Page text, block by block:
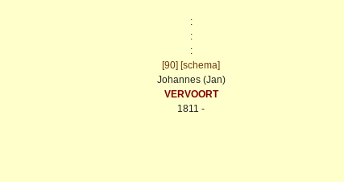
:
:
:
[90] [schema]
Johannes (Jan)
VERVOORT
1811 -